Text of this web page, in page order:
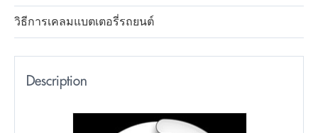
วิธีการเคลมแบตเตอรี่รถยนต์
Description